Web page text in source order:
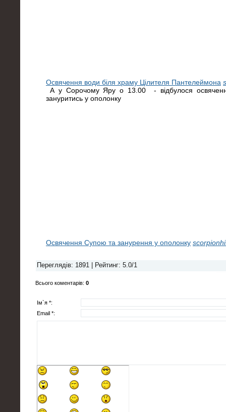
Освячення води біля храму Цілителя Пантелеймона
А у Сорочому Яру о 13.00 - відбулося
зануритись у ополонку
Освячення Супою та занурення у ополонку
Переглядів: 1891 | Рейтинг: 5.0/1
Всього коментарів: 0
Ім`я *:
Email *: